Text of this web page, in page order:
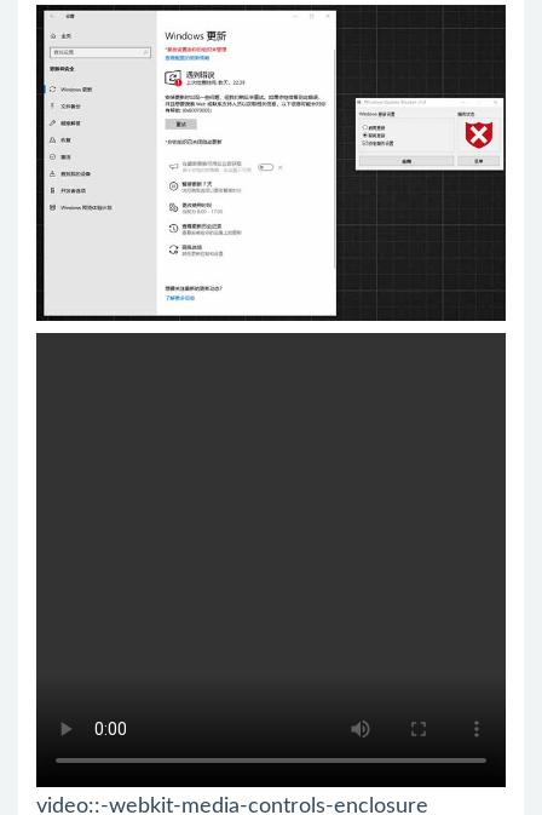
video::-webkit-media-controls-enclosure